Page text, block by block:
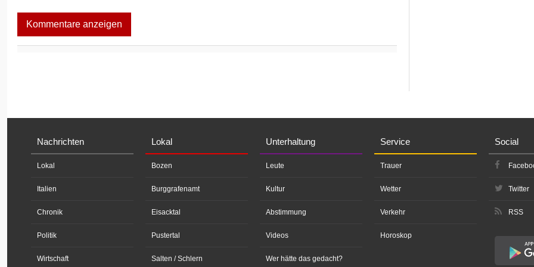
Kommentare anzeigen
Nachrichten
Lokal
Italien
Chronik
Politik
Wirtschaft
Lokal
Bozen
Burggrafenamt
Eisacktal
Pustertal
Salten / Schlern
Unterhaltung
Leute
Kultur
Abstimmung
Videos
Wer hätte das gedacht?
Service
Trauer
Wetter
Verkehr
Horoskop
Social
Twitter
RSS